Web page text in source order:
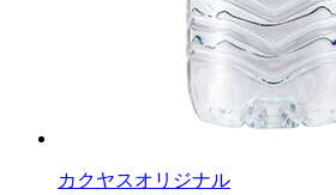
カクヤスオリジナル